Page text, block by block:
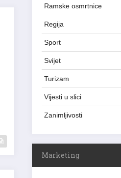
Ramske osmrtnice
Regija
Sport
Svijet
Turizam
Vijesti u slici
Zanimljivosti
Marketing